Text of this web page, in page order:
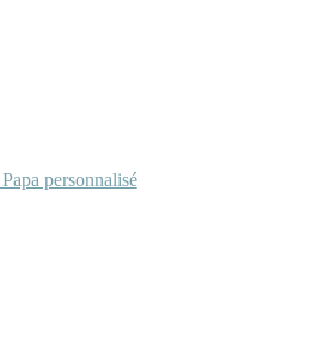
personnalisé